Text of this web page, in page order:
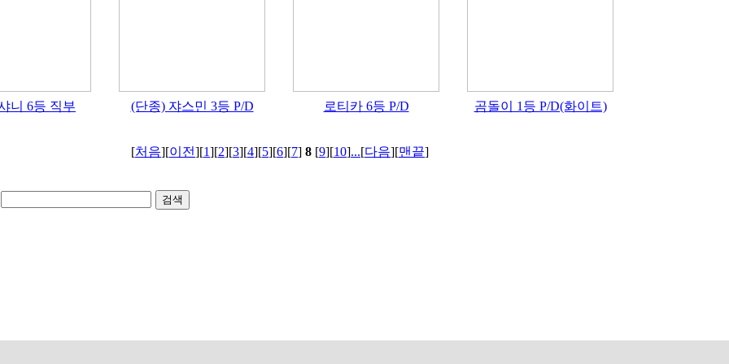
니 6등 직부 (단종) 쟈스민 3등 P/D 로티카 6등 P/D 곰돌이 1등 P/D(화이트)
[처음][이전][1][2][3][4][5][6][7] 8 [9][10]...[다음][맨끝]